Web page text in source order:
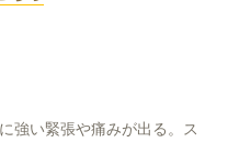
強い緊張や痛みが出る。ス